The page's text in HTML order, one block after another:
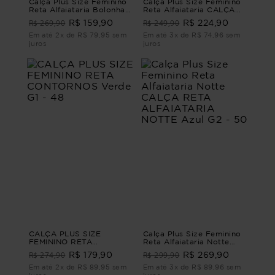
Reta Alfaiataria Bolonha
CALÇA RETA
ALFAIATARIA BOLONHA
Azul G2 - 50
R$ 269,90 R$ 159,90
Em até 2x de R$ 79,95 sem
juros
Reta Alfaiataria CALÇA
RETA ALFAIATARIA
MILÃO Bege G4 - 54
R$ 249,90 R$ 224,90
Em até 3x de R$ 74,96 sem
juros
CALÇA PLUS SIZE
FEMININO RETA
CONTORNOS Verde G1 -
48
R$ 274,90 R$ 179,90
Em até 2x de R$ 89,95 sem
Calça Plus Size Feminino
Reta Alfaiataria Notte
CALÇA RETA
ALFAIATARIA NOTTE Azul
G2 - 50
R$ 299,90 R$ 269,90
Em até 3x de R$ 89,96 sem